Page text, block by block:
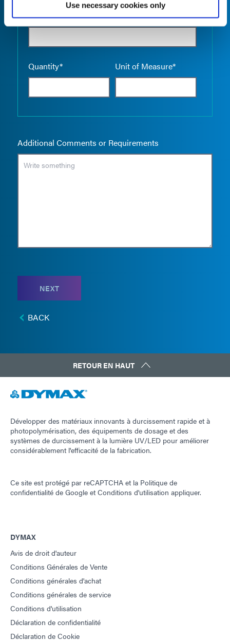
Use necessary cookies only
Product Name*
Quantity* Unit of Measure*
Additional Comments or Requirements
NEXT
BACK
RETOUR EN HAUT
Développer des matériaux innovants à durcissement rapide et à
photopolymérisation, des équipements de dosage et des
systèmes de durcissement à la lumière UV/LED pour améliorer
considérablement l'efficacité de la fabrication.
Ce site est protégé par reCAPTCHA et la Politique de
confidentialité de Google etConditions d'utilisation appliquer.
DYMAX
Avis de droit d'auteur
Conditions Générales de Vente
Conditions générales d'achat
Conditions générales de service
Conditions d'utilisation
Déclaration de confidentialité
Déclaration de Cookie